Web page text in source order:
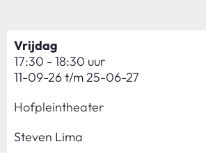
Vrijdag
17:30 - 18:30 uur
11-09-26 t/m 25-06-27
Hofpleintheater
Steven Lima